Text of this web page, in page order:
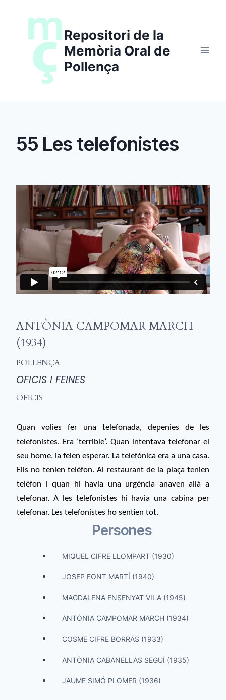
Repositori de la
Memòria Oral de
Pollença
55 Les telefonistes
ANTÒNIA CAMPOMAR MARCH
(1934)
POLLENÇA
OFICIS I FEINES
OFICIS
Quan volies fer una telefonada, depenies de les
telefonistes. Era ‘terrible’. Quan intentava telefonar el
seu home, la feien esperar. La telefònica era a una casa.
Ells no tenien telèfon. Al restaurant de la plaça tenien
telèfon i quan hi havia una urgència anaven allà a
telefonar. A les telefonistes hi havia una cabina per
telefonar. Les telefonistes ho sentien tot.
Persones
MIQUEL CIFRE LLOMPART (1930)
JOSEP FONT MARTÍ (1940)
MAGDALENA ENSENYAT VILA (1945)
ANTÒNIA CAMPOMAR MARCH (1934)
COSME CIFRE BORRÁS (1933)
ANTÒNIA CABANELLAS SEGUÍ (1935)
JAUME SIMÓ PLOMER (1936)